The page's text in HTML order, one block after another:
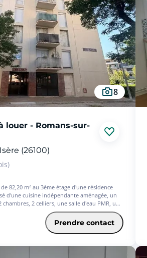
8
louer - Romans-sur-
(26100)
d'une résidence
d'une cuisine indépendante aménagée, un
chambres, 2 celliers, une salle d'eau PMR, un
balcon ainsi qu'une cave.
risques auxquels ce bien est exposé sont
: www. georisques. gouv. fr
Prendre contact